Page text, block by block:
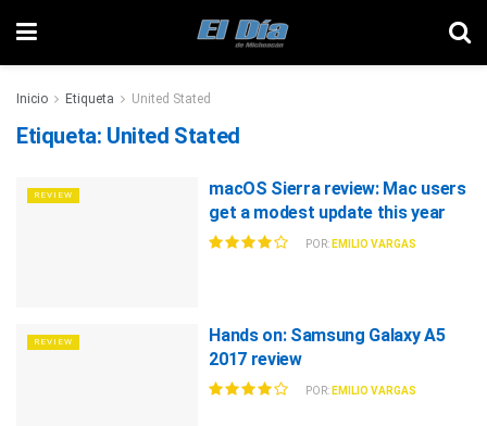
Inicio Etiqueta United Stated
Etiqueta: United Stated
REVIEW
macOS Sierra review: Mac users
get a modest update this year
POR: EMILIO VARGAS
REVIEW
Hands on: Samsung Galaxy A5
2017 review
POR: EMILIO VARGAS